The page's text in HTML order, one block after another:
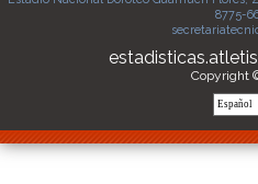
8775-
Copyright